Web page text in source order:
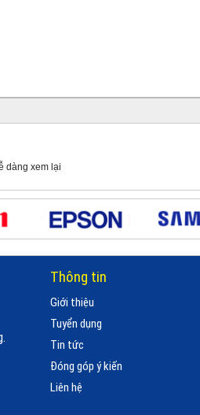
dàng xem lại
Thông tin
Giới thiệu
Tuyển dụng
Tin tức
Đóng góp ý kiến
Liên hệ